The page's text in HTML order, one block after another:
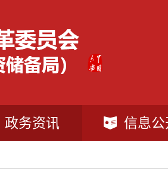
政务资讯 信息公